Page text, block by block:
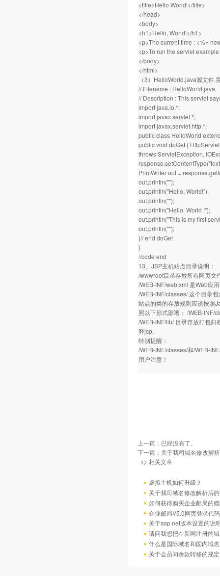
<title>Hello World!</title>
</head>
<body>
<h1>Hello, World!</h1>
<p>The current time : <%=
<p>To run the servlet
</body>
</html>
（3）HelloWorld.java源文件
// Filename : HelloWorld.java
// Description : This servlet
import java.io.*;
import javax.servlet.*;
import javax.servlet.http.*;
public class HelloWorld
public void doGet (
throws ServletException,
PrintWriter out =
out.println("");
out.println("Hello, World!");
out.println("");
out.println("Hello, World !");
out.println("This is my first
out.println("");
}// end doGet
}
//code end
13、JSP主机站点目录说明：
/wwwroot目录存放所有网页文
/WEB-INF/web.xml 是Web应
/WEB-INF/classes/ 这个目录
站点的类的存放规则应该按照
照以下形式部署： /WEB-INF/
/WEB-INF/lib/ 目录存放打包
释jsp。
特别提醒：
/WEB-INF/classes/和/WEB-
用户注意！
上一篇：已经没有了。
下一篇： 关于我司域名修改解
>> 相关文章
虚拟主机如何升级？
关于我司域名修改解析后
如何获得购买企业邮局的
企业邮局V5.0网页登录代码
关于asp.net版本设置的说
请问我想把在新网注册的
什么是国际域名和国内域
关于会员间余款转移的规定